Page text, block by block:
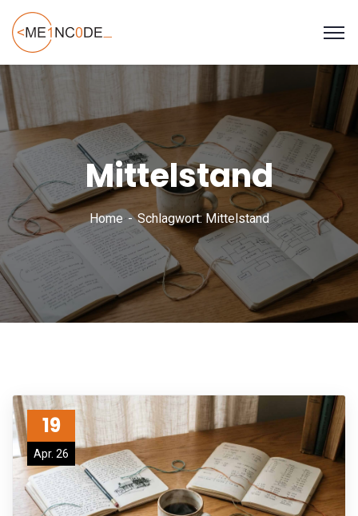
Mittelstand
Home Schlagwort: Mittelstand
19
Apr. 26